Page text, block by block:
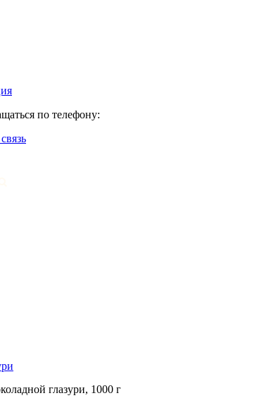
по телефону:
глазури, 1000 г